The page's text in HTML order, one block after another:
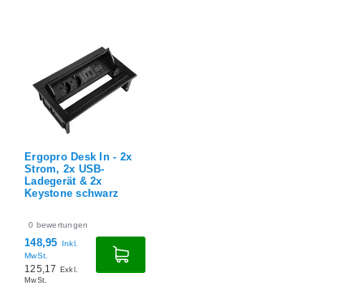
Ergopro Desk In - 2x
Strom, 2x USB-
Ladegerät & 2x
Keystone schwarz
0 bewertungen
148,95
Inkl.
MwSt.
125,17
Exkl.
MwSt.